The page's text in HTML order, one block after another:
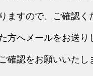
ますので、ご確認く
方へメールをお送り
確認をお願いいたし